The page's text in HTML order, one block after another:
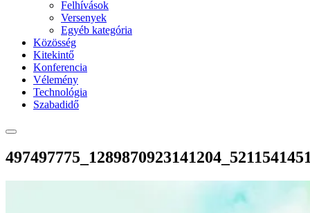
Felhívások
Versenyek
Egyéb kategória
Közösség
Kitekintő
Konferencia
Vélemény
Technológia
Szabadidő